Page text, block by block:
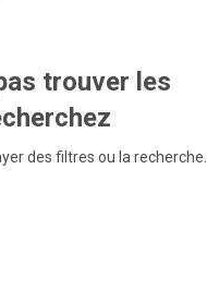
trouver les
des filtres ou la recherche.